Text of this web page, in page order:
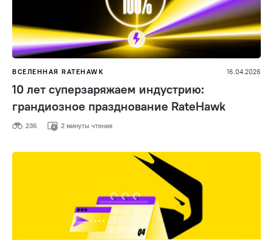
ВСЕЛЕННАЯ RATEHAWK 16.04.2026
10 лет суперзаряжаем индустрию:
грандиозное празднование RateHawk
236 2 минуты чтения